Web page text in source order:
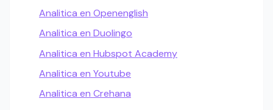
Analitica en Openenglish
Analitica en Duolingo
Analitica en Hubspot Academy
Analitica en Youtube
Analitica en Crehana